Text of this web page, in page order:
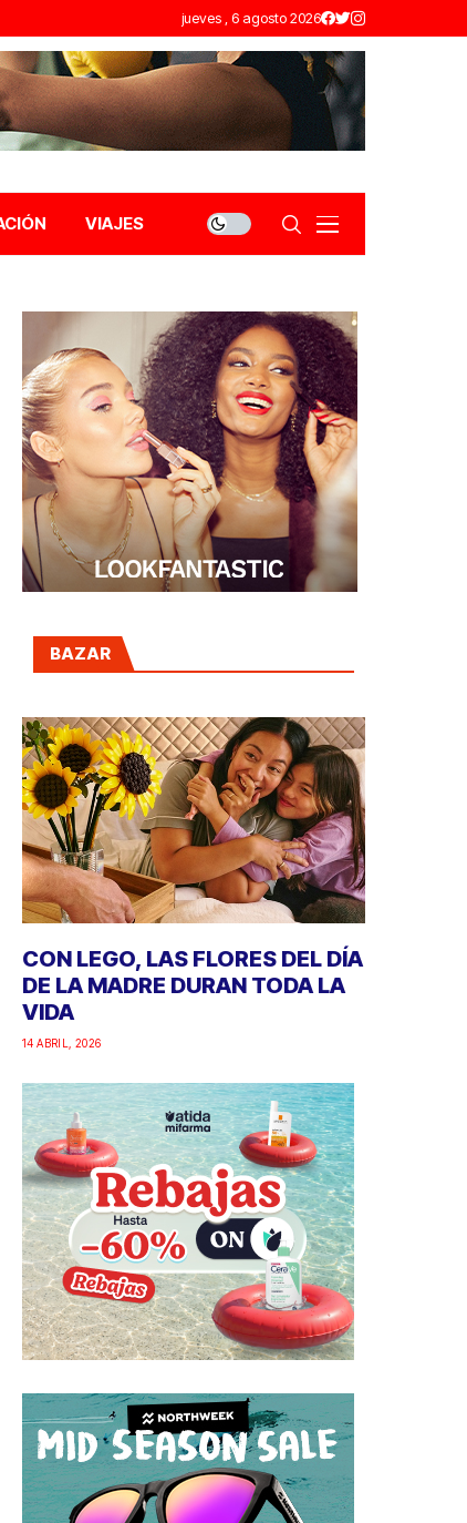
jueves , 6 agosto 2026
VIAJES
BAZAR
CON LEGO, LAS FLORES DEL DÍA
DE LA MADRE DURAN TODA LA
VIDA
14 ABRIL, 2026